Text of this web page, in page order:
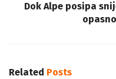
Dok Alpe posipa
Related Posts